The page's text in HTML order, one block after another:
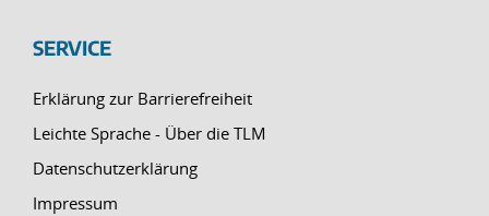
SERVICE
Erklärung zur Barrierefreiheit
Leichte Sprache - Über die TLM
Datenschutzerklärung
Impressum